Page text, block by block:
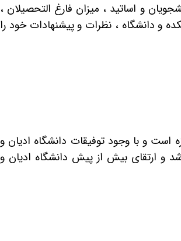
و اساتید ، میزان فارغ التحصیلان ،
و دانشگاه ، نظرات و پیشنهادات خود را
است و با وجود توفیقات دانشگاه ادیان و
ارتقای بیش از پیش دانشگاه ادیان و